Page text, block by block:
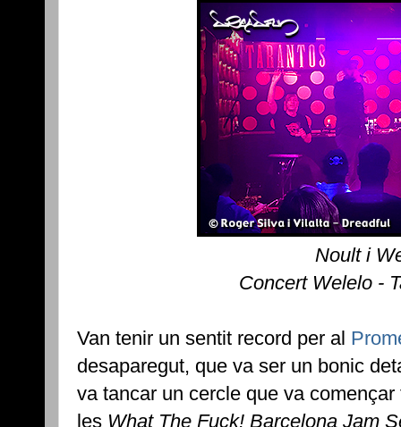
Noult i
Concert Welelo -
Van tenir un sentit record per al
desaparegut, que va ser un bonic
va tancar un cercle que va
les What The Fuck! Barcelona Jam